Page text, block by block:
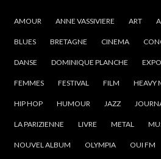
AMOUR ANNE VASSIVIERE ART
BLUES BRETAGNE CINEMA
DANSE DOMINIQUE PLANCHE EXPO
FEMMES FESTIVAL FILM HEAVY
HIP HOP HUMOUR JAZZ
LA PARIZIENNE LIVRE METAL
NOUVEL ALBUM OLYMPIA OUI FM